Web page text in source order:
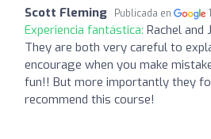
Scott Fleming Publicada en
Experiencia fantástica: Rachel and
They are both very careful to
encourage when you make
fun!! But more importantly they
recommend this course!